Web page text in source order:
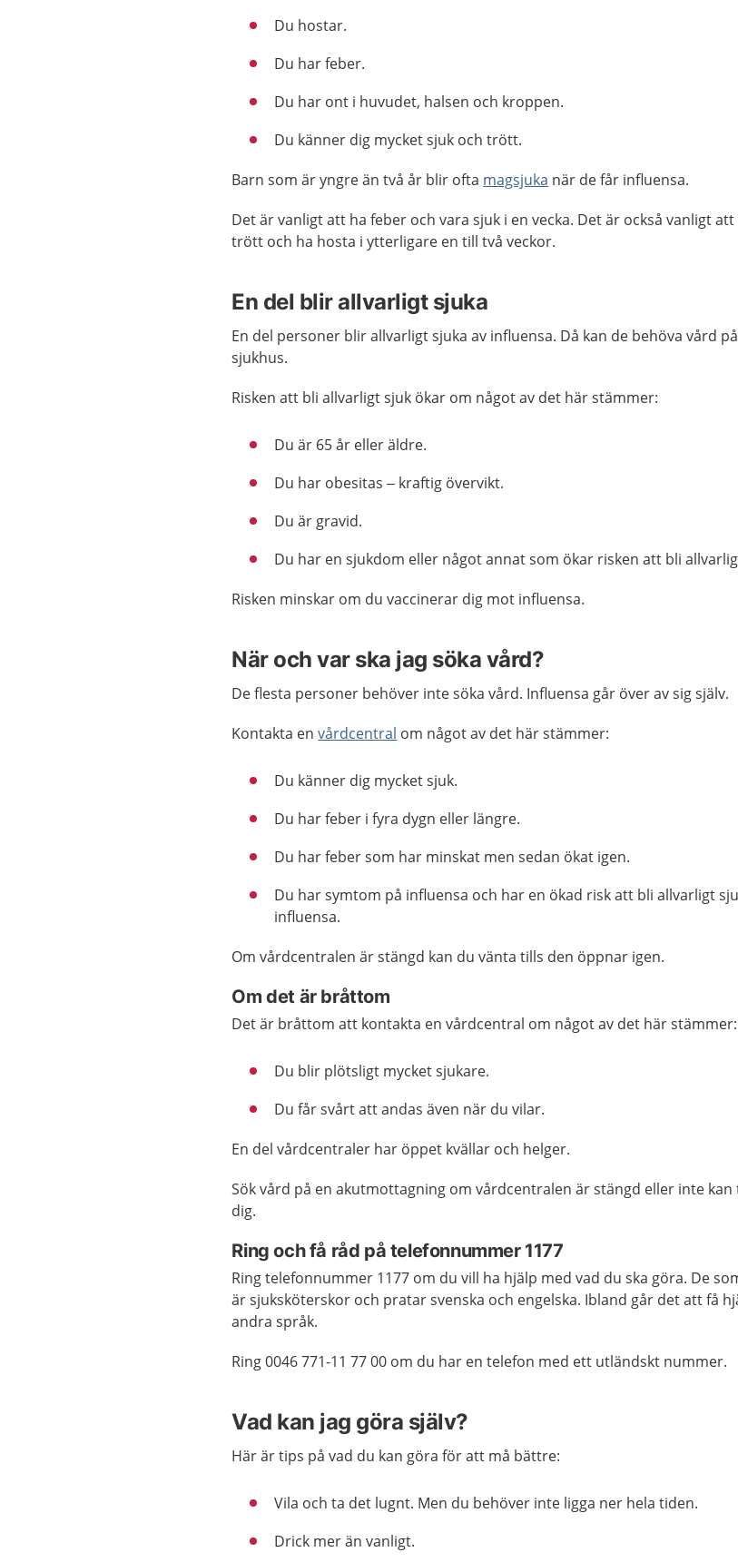
Du hostar.
Du har feber.
Du har ont i huvudet, halsen och kroppen.
Du känner dig mycket sjuk och trött.
Barn som är yngre än två år blir ofta magsjuka när de får influensa.
Det är vanligt att ha feber och vara sjuk i en vecka. Det är också vanligt att
trött och ha hosta i ytterligare en till två veckor.
En del blir allvarligt sjuka
En del personer blir allvarligt sjuka av influensa. Då kan de behöva vård på
sjukhus.
Risken att bli allvarligt sjuk ökar om något av det här stämmer:
Du är 65 år eller äldre.
Du har obesitas – kraftig övervikt.
Du är gravid.
Du har en sjukdom eller något annat som ökar risken att bli
Risken minskar om du vaccinerar dig mot influensa.
När och var ska jag söka vård?
De flesta personer behöver inte söka vård. Influensa går över av sig själv.
Kontakta envårdcentral om något av det här stämmer:
Du känner dig mycket sjuk.
Du har feber i fyra dygn eller längre.
Du har feber som har minskat men sedan ökat igen.
Du har symtom på influensa och har en ökad risk att bli allvarligt
influensa.
Om vårdcentralen är stängd kan du vänta tills den öppnar igen.
Om det är bråttom
Det är bråttom att kontakta en vårdcentral om något av det här stämmer:
Du blir plötsligt mycket sjukare.
Du får svårt att andas även när du vilar.
En del vårdcentraler har öppet kvällar och helger.
Sök vård på en akutmottagning om vårdcentralen är stängd eller inte
dig.
Ring och få råd på telefonnummer 1177
Ring telefonnummer 1177 om du vill ha hjälp med vad du ska göra. De
är sjuksköterskor och pratar svenska och engelska. Ibland går det att få
andra språk.
Ring 0046 771-11 77 00 om du har en telefon med ett utländskt nummer.
Vad kan jag göra själv?
Här är tips på vad du kan göra för att må bättre:
Vila och ta det lugnt. Men du behöver inte ligga ner hela tiden.
Drick mer än vanligt.